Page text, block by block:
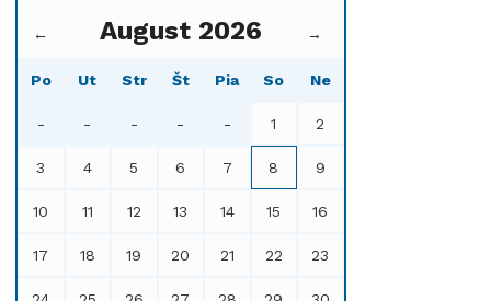
← August 2026 →
Po Ut Str Št Pia So Ne
- - - - - 1 2
3 4 5 6 7 8 9
10 11 12 13 14 15 16
17 18 19 20 21 22 23